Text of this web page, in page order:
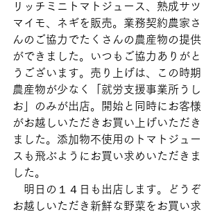
リッチミニトマトジュース、熟成サツ
マイモ、ネギを販売。業務契約農家さ
んのご協力でたくさんの農産物の提供
ができました。いつもご協力ありがと
うございます。売り上げは、この時期
農産物が少なく「就労支援事業所うし
お」のみが出店。開始と同時にお客様
がお越しいただきお買い上げいただき
ました。添加物不使用のトマトジュー
スも飛ぶようにお買い求めいただきま
した。
明日の１４日も出店します。どうぞ
お越しいただき新鮮な野菜をお買い求